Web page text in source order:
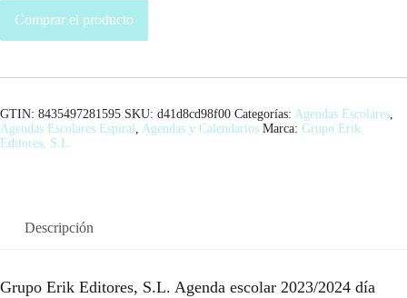
Comprar el producto
GTIN: 8435497281595 SKU: d41d8cd98f00 Categorías: Agendas Escolares,
Agendas Escolares Espiral , Agendas y Calendarios Marca: Grupo Erik
Editores, S.L.
Descripción
Grupo Erik Editores, S.L. Agenda escolar 2023/2024 día